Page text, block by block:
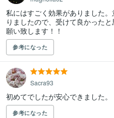
私にはすごく効果がありました
りましたので、受けて良かった
願い致します！！
参考になった
Sacra93
初めてでしたが安心できました。
参考になった